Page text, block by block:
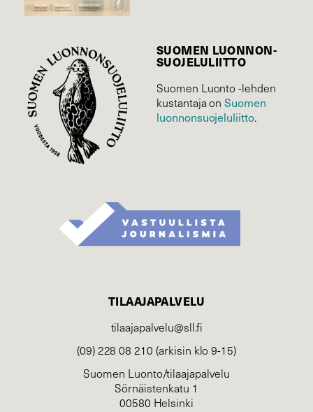
SUOMEN LUONNON­
SUOJELU­LIITTO
Suomen Luonto -lehden
kustantaja onSuomen
luonnonsuojelu­liitto.
TILAAJAPALVELU
tilaajapalvelu@sll.fi
(09) 228 08 210 (arkisin klo 9-15)
Suomen Luonto/tilaajapalvelu
Sörnäistenkatu 1
00580 Helsinki